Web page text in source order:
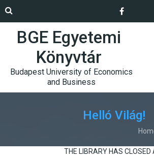
BGE Egyetemi
Könyvtár
Budapest University of Economics
and Business
Helló Világ!
THE LIBRARY HAS CLOSED